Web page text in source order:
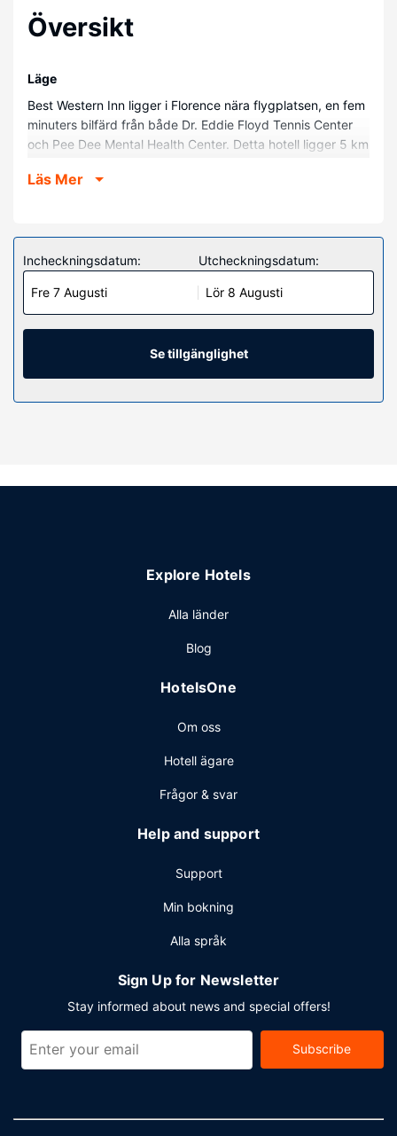
Översikt
Läge
Best Western Inn ligger i Florence nära flygplatsen, en fem
minuters bilfärd från både Dr. Eddie Floyd Tennis Center
och Pee Dee Mental Health Center. Detta hotell ligger 5 km
Between the States Museum.
Känn dig som hemma i ett av de 73 luftkonditionerade
rummen med kylskåp och mikrovågsugn. Sängen har
bäddmadrass och sängtillbehör av högsta kvalitet. Gratis
wi-fi ser till att du kan hålla dig uppkopplad, och en 55-
tums LED-tv med kabelkanaler erbjuder all underhållning
du behöver. Privat badrum har djupa badkar och gratis
Bekvämligheter på anläggningen
Här har du tillgång till säsongsöppen utomhuspool, gratis
Avgiftsfri parkering erbjuds på plats.
Läs Mer
Incheckningsdatum:
Fre 7 Augusti
Utcheckningsdatum:
Lör 8 Augusti
Se tillgänglighet
Explore Hotels
Alla länder
Blog
HotelsOne
Om oss
Hotell ägare
Frågor & svar
Help and support
Support
Min bokning
Alla språk
Sign Up for Newsletter
Stay informed about news and special offers!
Subscribe